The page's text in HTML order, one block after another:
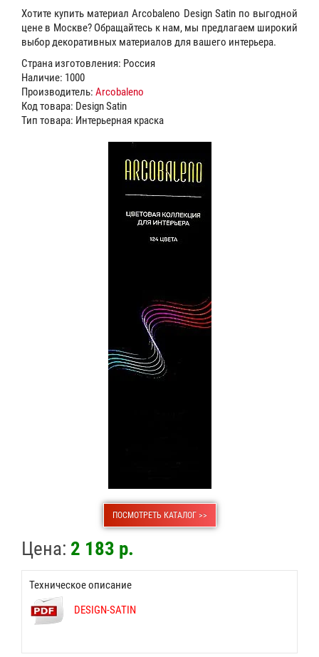
Хотите купить материал Arcobaleno Design Satin по выгодной
цене в Москве? Обращайтесь к нам, мы предлагаем широкий
выбор декоративных материалов для вашего интерьера.
Страна изготовления: Россия
Наличие: 1000
Производитель: Arcobaleno
Код товара: Design Satin
Тип товара: Интерьерная краска
ПОСМОТРЕТЬ КАТАЛОГ >>
Цена: 2 183 р.
Техническое описание
DESIGN-SATIN